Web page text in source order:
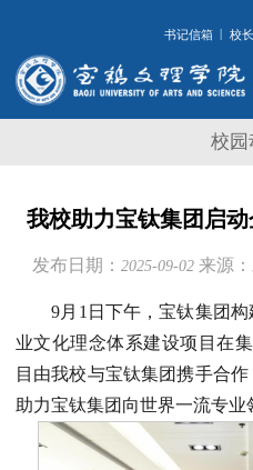
书记信箱 | 校
校园
我校助力宝钛集团启
发布日期： 2025-09-02 来源：
9月1日下午，宝钛集团
业文化理念体系建设项目在
目由我校与宝钛集团携手合
助力宝钛集团向世界一流专业